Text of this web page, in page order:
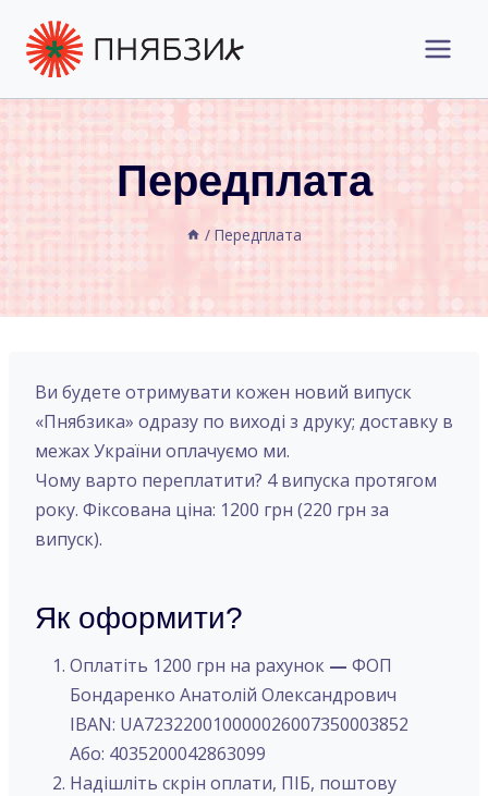
вмісту
Передплата
/ Передплата
Ви будете отримувати кожен новий випуск
«Пнябзика» одразу по виході з друку; доставку в
межах України оплачуємо ми.
Чому варто переплатити? 4 випуска протягом
року. Фіксована ціна: 1200 грн (220 грн за
випуск).
Як оформити?
Оплатіть 1200 грн на рахунок — ФОП
Бондаренко Анатолій Олександрович
IBAN: UA723220010000026007350003852
Або: 4035200042863099
Надішліть скрін оплати, ПІБ, поштову